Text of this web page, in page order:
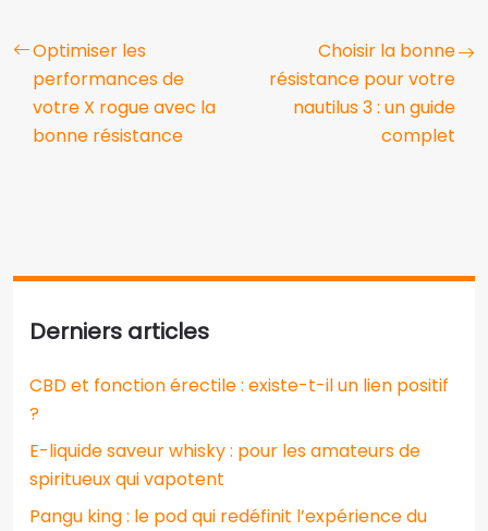
Optimiser les
performances de
votre X rogue avec la
bonne résistance
Choisir la bonne
résistance pour votre
nautilus 3 : un guide
complet
Derniers articles
CBD et fonction érectile : existe-t-il un lien positif
?
E-liquide saveur whisky : pour les amateurs de
spiritueux qui vapotent
Pangu king : le pod qui redéfinit l’expérience du